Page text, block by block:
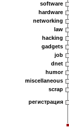
software
hardware
networking
law
hacking
gadgets
job
dnet
humor
miscellaneous
scrap
регистрация